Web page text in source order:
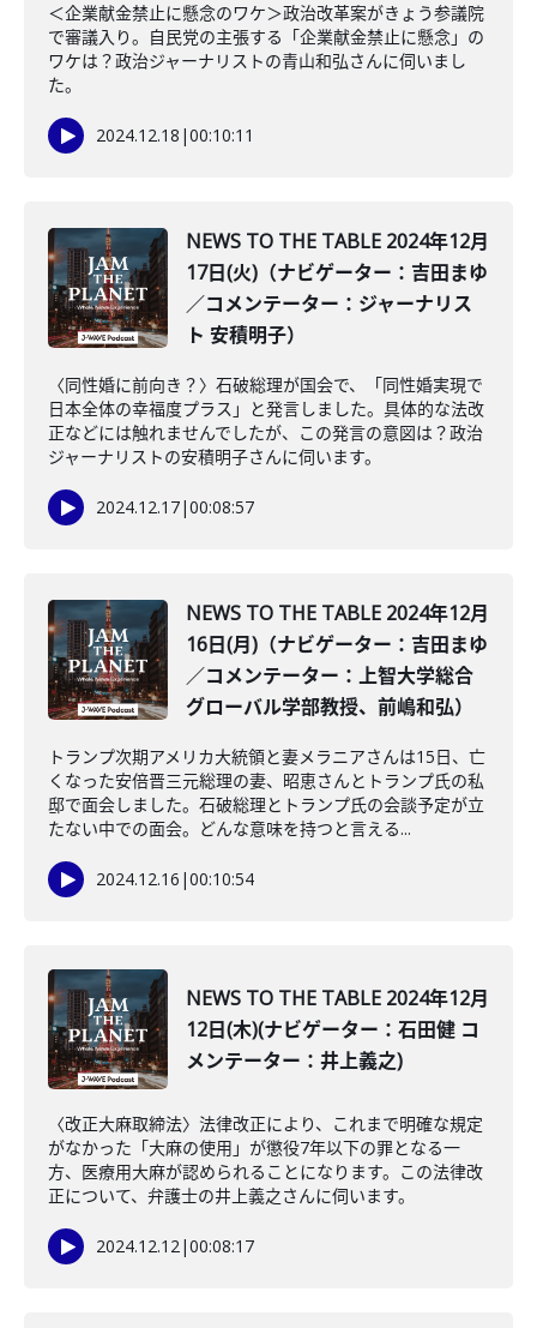
＜企業献金禁止に懸念のワケ＞政治改革案がきょう参議院
で審議入り。自民党の主張する「企業献金禁止に懸念」の
ワケは？政治ジャーナリストの青山和弘さんに伺いまし
た。
2024.12.18 |00:10:11
NEWS TO THE TABLE 2024年12月
17日(火)（ナビゲーター：吉田まゆ
／コメンテーター：ジャーナリス
ト 安積明子）
〈同性婚に前向き？〉石破総理が国会で、「同性婚実現で
日本全体の幸福度プラス」と発言しました。具体的な法改
正などには触れませんでしたが、この発言の意図は？政治
ジャーナリストの安積明子さんに伺います。
2024.12.17|00:08:57
NEWS TO THE TABLE 2024年12月
16日(月)（ナビゲーター：吉田まゆ
／コメンテーター：上智大学総合
グローバル学部教授、前嶋和弘）
トランプ次期アメリカ大統領と妻メラニアさんは15日、亡
くなった安倍晋三元総理の妻、昭恵さんとトランプ氏の私
邸で面会しました。石破総理とトランプ氏の会談予定が立
たない中での面会。どんな意味を持つと言える...
2024.12.16 |00:10:54
NEWS TO THE TABLE 2024年12月
12日(木)(ナビゲーター：石田健 コ
メンテーター：井上義之)
〈改正大麻取締法〉法律改正により、これまで明確な規定
がなかった「大麻の使用」が懲役7年以下の罪となる一
方、医療用大麻が認められることになります。この法律改
正について、弁護士の井上義之さんに伺います。
2024.12.12|00:08:17